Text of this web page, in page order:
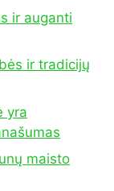
ir auganti
ir tradicijų
yra
maisto